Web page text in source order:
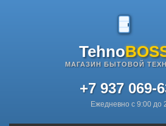
Tehno
МАГАЗИН БЫТОВОЙ
+7 937 069-
Ежедневно с 9:00 до